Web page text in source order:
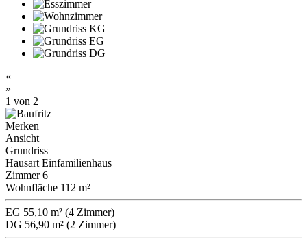
«
»
1 von 2
Merken
Ansicht
Grundriss
Hausart Einfamilienhaus
Zimmer 6
Wohnfläche 112 m²
EG 55,10 m² (4 Zimmer)
DG 56,90 m² (2 Zimmer)